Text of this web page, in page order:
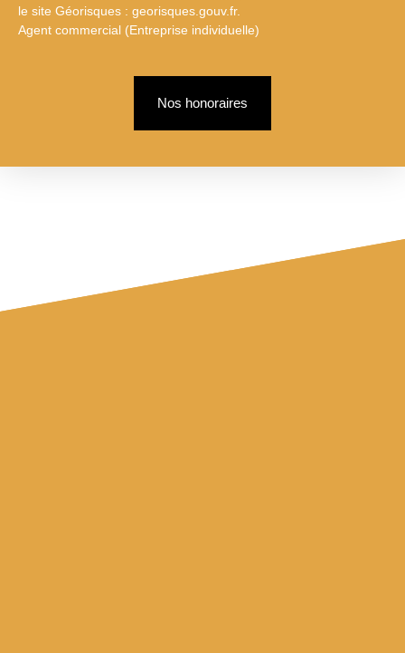
le site Géorisques : georisques.gouv.fr.
Agent commercial (Entreprise individuelle)
Nos honoraires